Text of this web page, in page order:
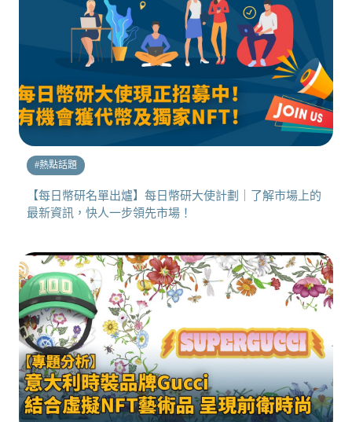
#熱點話題
【每日幣研名單出爐】每日幣研大使計劃｜了解市場上的
最新資訊，快人一步領先市場！